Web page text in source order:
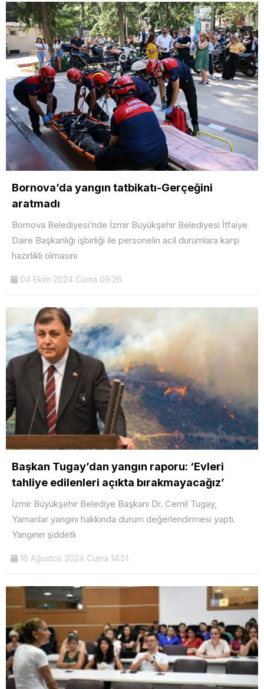
Bornova’da yangın tatbikatı-Gerçeğini
aratmadı
Bornova Belediyesi’nde İzmir Büyükşehir Belediyesi İtfaiye
Daire Başkanlığı işbirliği ile personelin acil durumlara karşı
hazırlıklı olmasını
04 Ekim 2024 Cuma 09:26
Başkan Tugay’dan yangın raporu: ‘Evleri
tahliye edilenleri açıkta bırakmayacağız’
İzmir Büyükşehir Belediye Başkanı Dr. Cemil Tugay,
Yamanlar yangını hakkında durum değerlendirmesi yaptı.
Yangının şiddetli
16 Ağustos 2024 Cuma 14:51